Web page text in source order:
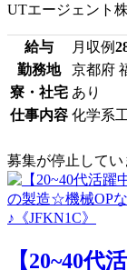
UTエージェント
給与 月収例
勤務地
京都府
寮・社宅 あり
仕事内容 化学系
募集が停止してい
【20~40代